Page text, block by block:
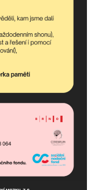
osobními
osobních